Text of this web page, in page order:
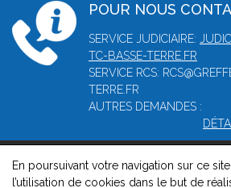
POUR NOUS
SERVICE JUDICIAIRE:
TC-BASSE-TERRE.FR
SERVICE RCS:
TERRE.FR
AUTRES DEMANDES :
© 2026, Greffe du tribunal mixte de
En poursuivant votre navigation sur ce
l’utilisation de cookies dans le but de